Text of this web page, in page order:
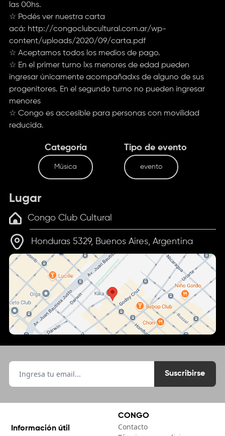
las 00hs.
☆ Podés ver nuestra carta
acá: http://congoclubcultural.com.ar/wp-
content/uploads/2020/09/carta.pdf
☆ Aceptamos todos los medios de pago.
☆ En el primer turno lxs menores de edad pueden
ingresar únicamente acompañadxs de alguno de sus
progenitores. En el segundo turno no pueden ingresar
menores
☆ Congo es accesible para personas con movilidad
reducida.
Categoría
Música
Tipo de evento
evento
Lugar
Congo Club Cultural
Honduras 5329, Buenos Aires, Argentina
Suscribirse
Información útil
CONGO
Contacto